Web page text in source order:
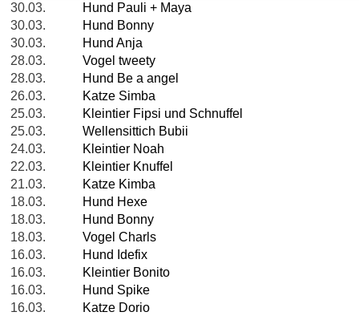
30.03.
Hund Pauli + Maya
30.03.
Hund Bonny
30.03.
Hund Anja
28.03.
Vogel tweety
28.03.
Hund Be a angel
26.03.
Katze Simba
25.03.
Kleintier Fipsi und Schnuffel
25.03.
Wellensittich Bubii
24.03.
Kleintier Noah
22.03.
Kleintier Knuffel
21.03.
Katze Kimba
18.03.
Hund Hexe
18.03.
Hund Bonny
18.03.
Vogel Charls
16.03.
Hund Idefix
16.03.
Kleintier Bonito
16.03.
Hund Spike
16.03.
Katze Dorio